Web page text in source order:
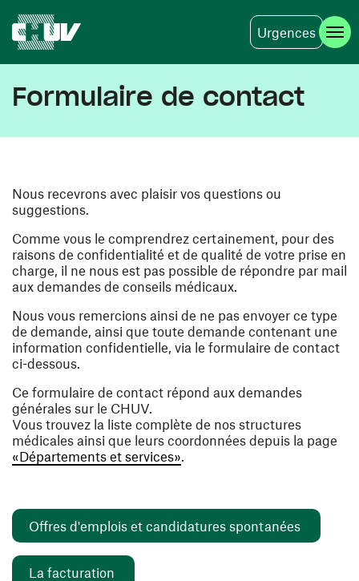
Urgences
Formulaire de contact
Nous recevrons avec plaisir vos questions ou
suggestions.
Comme vous le comprendrez certainement, pour des
raisons de confidentialité et de qualité de votre prise en
charge, il ne nous est pas possible de répondre par mail
aux demandes de conseils médicaux.
Nous vous remercions ainsi de ne pas envoyer ce type
de demande, ainsi que toute demande contenant une
information confidentielle, via le formulaire de contact
ci-dessous.
Ce formulaire de contact répond aux demandes
générales sur le CHUV.
Vous trouvez la liste complète de nos structures
médicales ainsi que leurs coordonnées depuis la page
«Départements et services».
Offres d'emplois et candidatures spontanées
La facturation